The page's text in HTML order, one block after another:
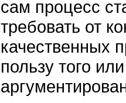
сам процесс
требовать от
качественных
пользу того